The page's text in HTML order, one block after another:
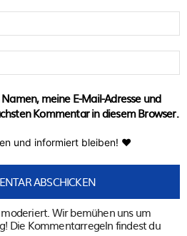
meine E-Mail-Adresse und
Kommentar in diesem Browser.
und informiert bleiben! ♥
Wir bemühen uns um
Die Kommentarregeln findest du